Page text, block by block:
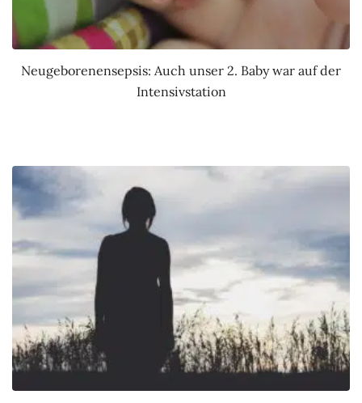
Neugeborenensepsis: Auch unser 2. Baby war auf der
Intensivstation